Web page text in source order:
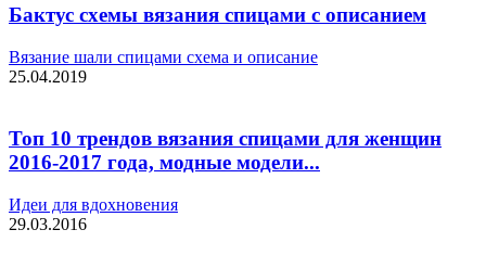
Бактус схемы вязания спицами с описанием
Вязание шали спицами схема и описание
25.04.2019
Топ 10 трендов вязания спицами для женщин
2016-2017 года, модные модели...
Идеи для вдохновения
29.03.2016